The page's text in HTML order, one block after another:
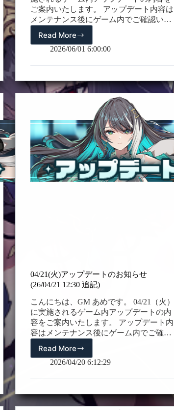
ご案内いたします。 アップデート内容は
メンテナンス後にゲーム内でご確認いた
い。 (26/06/01 17:38修正) コアフュージョ
ン後のイプシロン スキル修正
ーズナル限定仲間【三世妖狐・タマモノ
マエ】復刻に関する報酬内容追加 1. シー
ズナル限定仲間【三世妖狐・タマモノマ
エ】復刻イベント & バランス調整 強撃で
相手を攻撃し、解除不可の呪いを付与し
て効果的に戦闘を進める限定仲間【三世
妖狐・タマモノマエ】が再加入します。
※ 今回のアップデートでは、シーズナル
限定仲間「三世妖狐・タマモノマエ」の
バランス調整も同時に実施されます。 よ
Read More06/02(火)
ア
プ
ー
知
ら
せ
(26/06/01 19:30
追
記)
2026/06/01 6:00:00
04/21(火)アップデートのお知らせ
(26/04/21 12:30 追記)
こんにちは、GM あめです。 04/21（火）
に実施されるゲーム内アップデートの内
容をご案内いたします。 アップデート内
容はメンテナンス後にゲーム内でご確認
さい。 (4/21 12:30 修正) イベント開催期
間、パッケージ購入期限 1. 既存仲間【マ
果を発揮し、 敵に火傷を付与して制圧す
る仲間【マキシ―】のスカウトが開催さ
Read More04/21(火)
ア
プ
デ
ー
2026/04/20 6:12:29